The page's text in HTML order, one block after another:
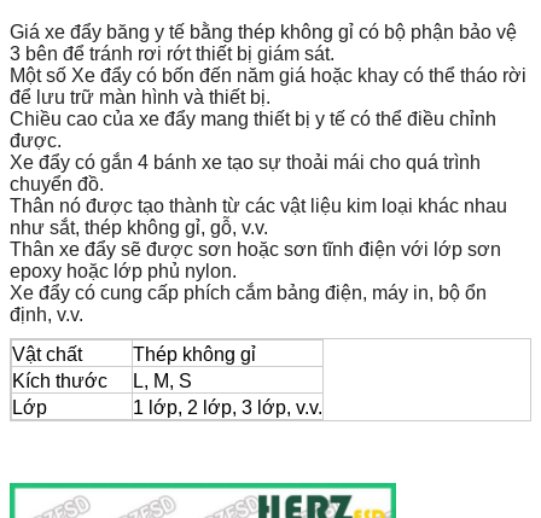
Giá xe đẩy băng y tế bằng thép không gỉ có bộ phận bảo vệ
3 bên để tránh rơi rớt thiết bị giám sát.
Một số Xe đẩy có bốn đến năm giá hoặc khay có thể tháo rời
để lưu trữ màn hình và thiết bị.
Chiều cao của xe đẩy mang thiết bị y tế có thể điều chỉnh
được.
Xe đẩy có gắn 4 bánh xe tạo sự thoải mái cho quá trình
chuyển đồ.
Thân nó được tạo thành từ các vật liệu kim loại khác nhau
như sắt, thép không gỉ, gỗ, v.v.
Thân xe đẩy sẽ được sơn hoặc sơn tĩnh điện với lớp sơn
epoxy hoặc lớp phủ nylon.
Xe đẩy có cung cấp phích cắm bảng điện, máy in, bộ ổn
định, v.v.
Vật chất
Thép không gỉ
Kích thước
L, M, S
Lớp
1 lớp, 2 lớp, 3 lớp, v.v.